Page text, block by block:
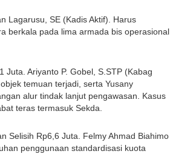
Lagarusu, SE (Kadis Aktif). Harus
berkala pada lima armada bis operasional
Ariyanto P. Gobel, S.STP (Kabag
temuan terjadi, serta Yusany
alur tindak lanjut pengawasan. Kasus
teras termasuk Sekda.
Selisih Rp6,6 Juta. Felmy Ahmad Biahimo
penggunaan standardisasi kuota